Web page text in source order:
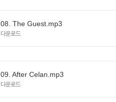
08. The Guest.mp3
다운로드
09. After Celan.mp3
다운로드